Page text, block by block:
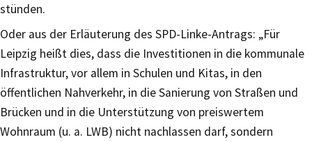
stünden.
Oder aus der Erläuterung des SPD-Linke-Antrags: „Für
Leipzig heißt dies, dass die Investitionen in die kommunale
Infrastruktur, vor allem in Schulen und Kitas, in den
öffentlichen Nahverkehr, in die Sanierung von Straßen und
Brücken und in die Unterstützung von preiswertem
Wohnraum (u. a. LWB) nicht nachlassen darf, sondern